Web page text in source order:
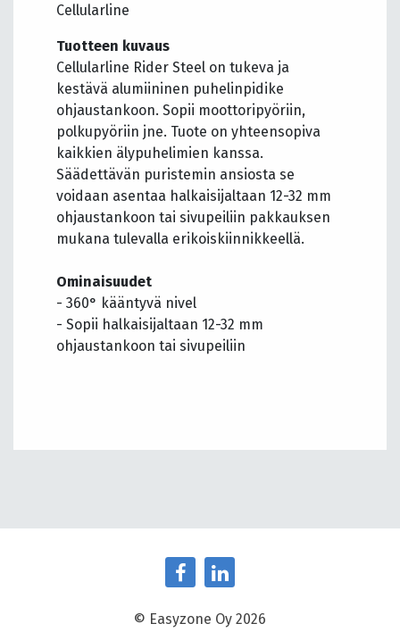
Cellularline
Tuotteen kuvaus
Cellularline Rider Steel on tukeva ja
kestävä alumiininen puhelinpidike
ohjaustankoon. Sopii moottoripyöriin,
polkupyöriin jne. Tuote on yhteensopiva
kaikkien älypuhelimien kanssa.
Säädettävän puristemin ansiosta se
voidaan asentaa halkaisijaltaan 12-32 mm
ohjaustankoon tai sivupeiliin pakkauksen
mukana tulevalla erikoiskiinnikkeellä.
Ominaisuudet
- 360° kääntyvä nivel
- Sopii halkaisijaltaan 12-32 mm
ohjaustankoon tai sivupeiliin
© Easyzone Oy 2026